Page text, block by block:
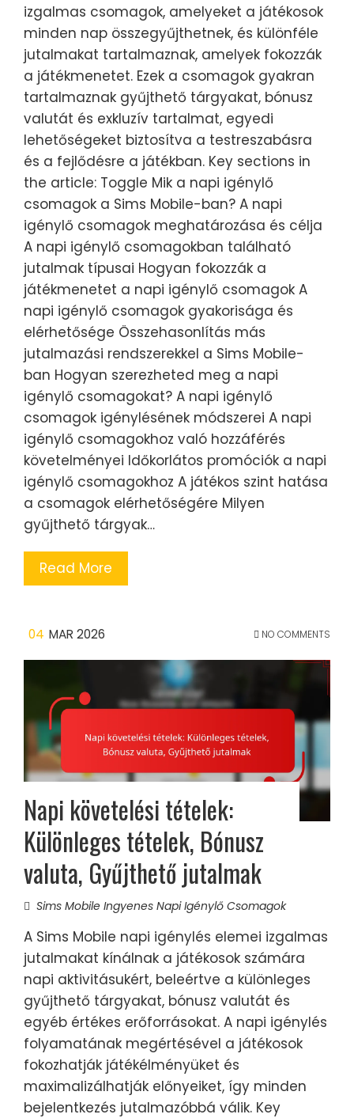
izgalmas csomagok, amelyeket a játékosok
minden nap összegyűjthetnek, és különféle
jutalmakat tartalmaznak, amelyek fokozzák
a játékmenetet. Ezek a csomagok gyakran
tartalmaznak gyűjthető tárgyakat, bónusz
valutát és exkluzív tartalmat, egyedi
lehetőségeket biztosítva a testreszabásra
és a fejlődésre a játékban. Key sections in
the article: Toggle Mik a napi igénylő
csomagok a Sims Mobile-ban? A napi
igénylő csomagok meghatározása és célja
A napi igénylő csomagokban található
jutalmak típusai Hogyan fokozzák a
játékmenetet a napi igénylő csomagok A
napi igénylő csomagok gyakorisága és
elérhetősége Összehasonlítás más
jutalmazási rendszerekkel a Sims Mobile-
ban Hogyan szerezheted meg a napi
igénylő csomagokat? A napi igénylő
csomagok igénylésének módszerei A napi
igénylő csomagokhoz való hozzáférés
követelményei Időkorlátos promóciók a napi
igénylő csomagokhoz A játékos szint hatása
a csomagok elérhetőségére Milyen
gyűjthető tárgyak…
Read More
04 MAR 2026 NO COMMENTS
Napi követelési tételek:
Különleges tételek, Bónusz
valuta, Gyűjthető jutalmak
Sims Mobile Ingyenes Napi Igénylő Csomagok
A Sims Mobile napi igénylés elemei izgalmas
jutalmakat kínálnak a játékosok számára
napi aktivitásukért, beleértve a különleges
gyűjthető tárgyakat, bónusz valutát és
egyéb értékes erőforrásokat. A napi igénylés
folyamatának megértésével a játékosok
fokozhatják játékélményüket és
maximalizálhatják előnyeiket, így minden
bejelentkezés jutalmazóbbá válik. Key